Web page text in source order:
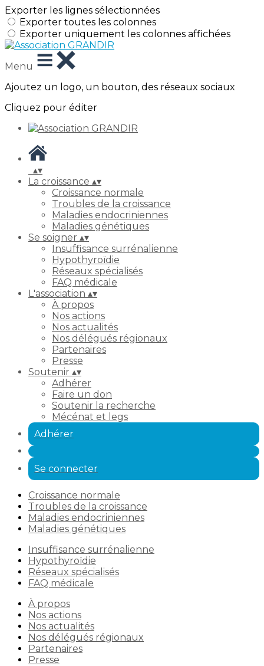
Exporter les lignes sélectionnées
Exporter toutes les colonnes
Exporter uniquement les colonnes affichées
Menu
Ajoutez un logo, un bouton, des réseaux sociaux
Cliquez pour éditer
▴▾
La croissance ▴▾
Croissance normale
Troubles de la croissance
Maladies endocriniennes
Maladies génétiques
Se soigner ▴▾
Insuffisance surrénalienne
Hypothyroïdie
Réseaux spécialisés
FAQ médicale
L'association ▴▾
À propos
Nos actions
Nos actualités
Nos délégués régionaux
Partenaires
Presse
Soutenir ▴▾
Adhérer
Faire un don
Soutenir la recherche
Mécénat et legs
Adhérer
Se connecter
Croissance normale
Troubles de la croissance
Maladies endocriniennes
Maladies génétiques
Insuffisance surrénalienne
Hypothyroïdie
Réseaux spécialisés
FAQ médicale
À propos
Nos actions
Nos actualités
Nos délégués régionaux
Partenaires
Presse